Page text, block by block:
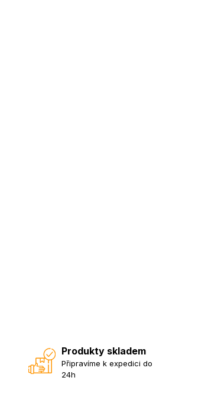
Produkty skladem
Připravíme k expedici do
24h